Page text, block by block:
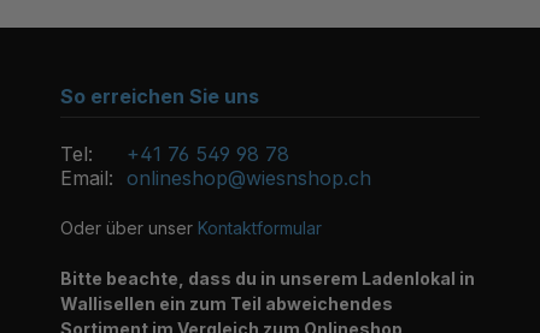
So erreichen Sie uns
Tel:
+41 76 549 98 78
Email: onlineshop@wiesnshop.ch
Oder über unser Kontaktformular
Bitte beachte, dass du in unserem Ladenlokal in
Wallisellen ein zum Teil abweichendes
Sortiment im Vergleich zum Onlineshop